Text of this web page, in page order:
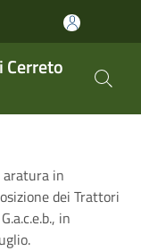
Cerreto
in
dei Trattori
in